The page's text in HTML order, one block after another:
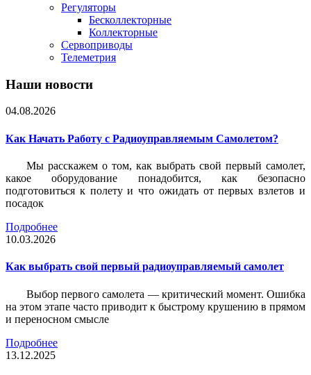
Регуляторы
Бесколлекторные
Коллекторные
Сервоприводы
Телеметрия
Наши новости
04.08.2026
Как Начать Работу с Радиоуправляемым Самолетом?
Мы расскажем о том, как выбрать свой первый самолет,
какое оборудование понадобится, как безопасно
подготовиться к полету и что ожидать от первых взлетов и
посадок
Подробнее
10.03.2026
Как выбрать свой первый радиоуправляемый самолет
Выбор первого самолета — критический момент. Ошибка
на этом этапе часто приводит к быстрому крушению в прямом
и переносном смысле
Подробнее
13.12.2025